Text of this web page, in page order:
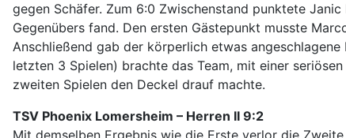
gegen Schäfer. Zum 6:0 Zwischenstand punktete
Gegenübers fand. Den ersten Gästepunkt musste
Anschließend gab der körperlich etwas
letzten 3 Spielen) brachte das Team, mit einer
zweiten Spielen den Deckel drauf machte.
TSV Phoenix Lomersheim – Herren II 9:2
Mit demselben Ergebnis wie die Erste verlor die